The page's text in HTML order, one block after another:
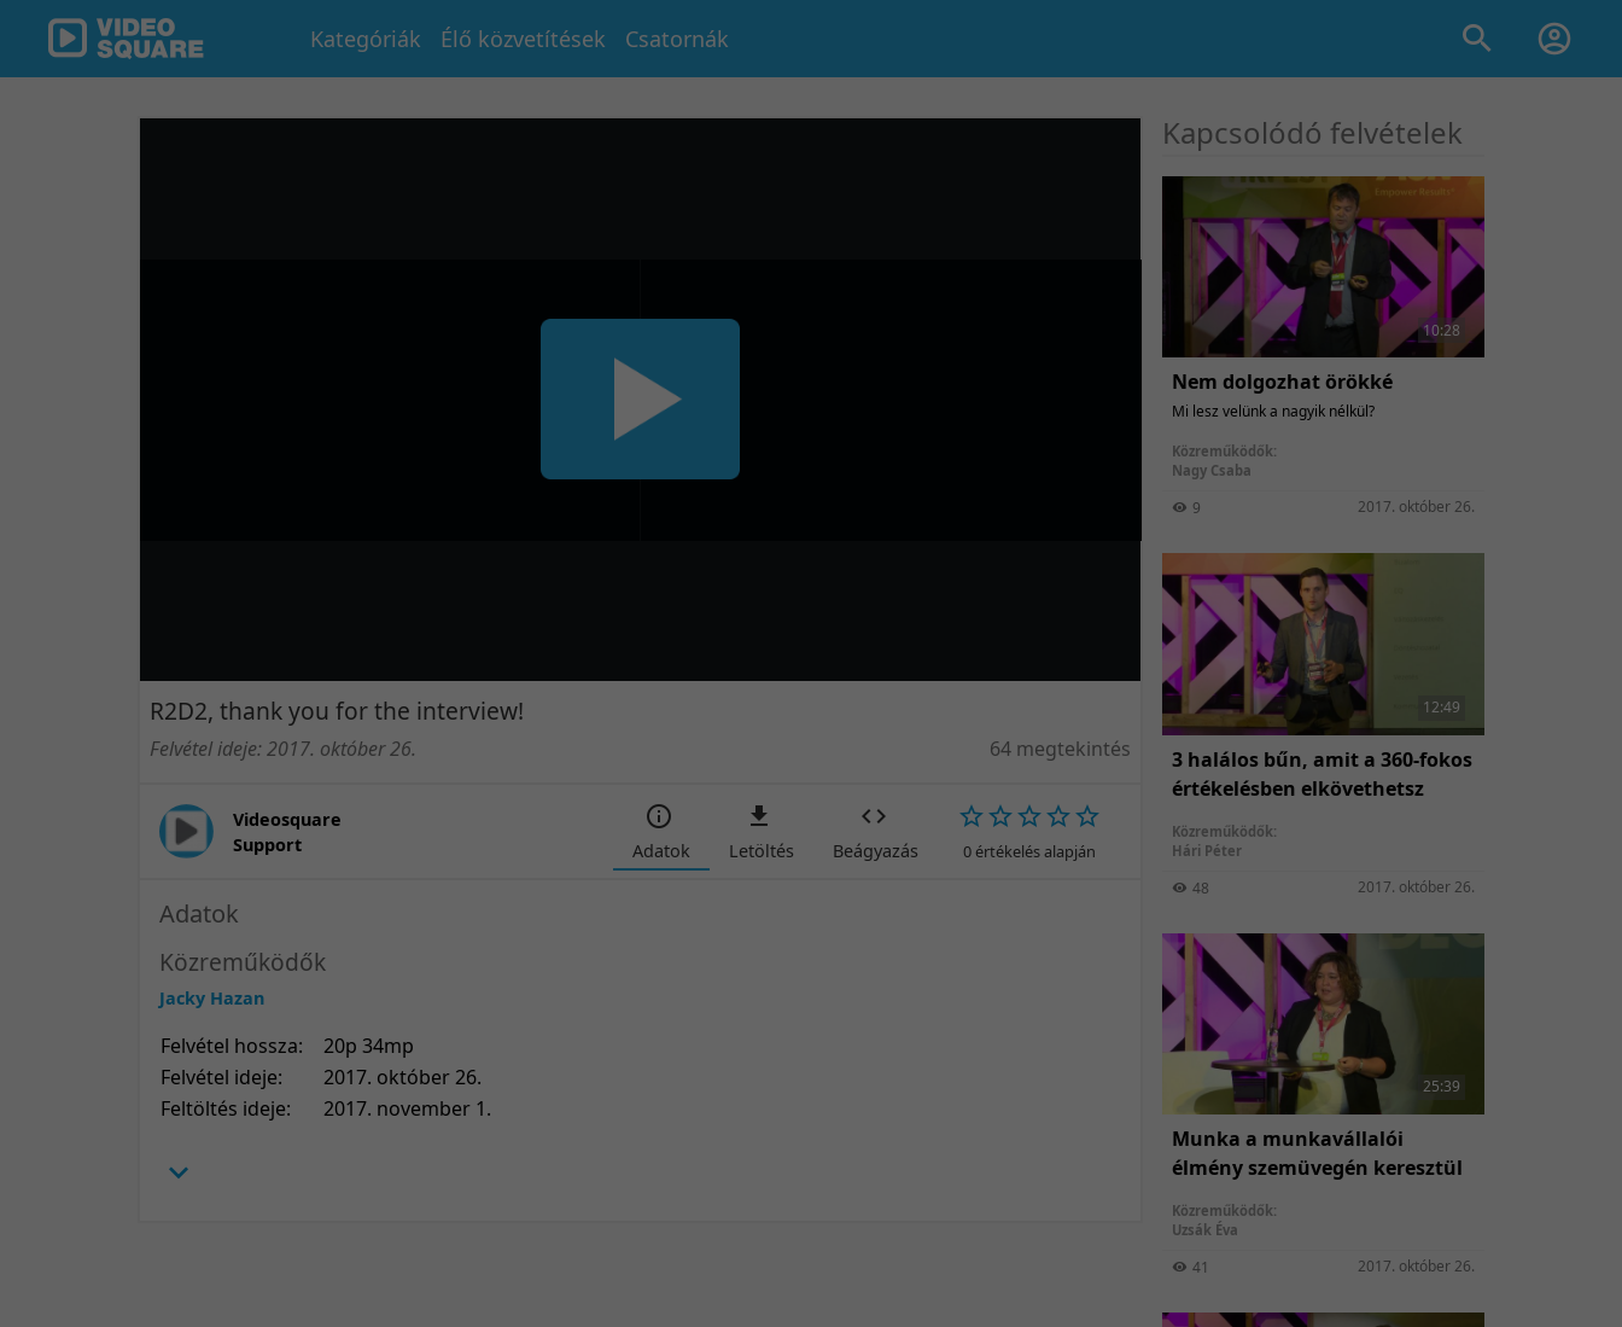
Kategóriák Élő közvetítések Csatornák
R2D2, thank you for the interview!
Felvétel ideje: 2017. október 26. 64 megtekintés
Videosquare
Support
Adatok Letöltés Beágyazás 0 értékelés alapján
Adatok
Közreműködők
Jacky Hazan
Felvétel hossza:
20p 34mp
Felvétel ideje:
2017. október 26.
Feltöltés ideje:
2017. november 1.
Kapcsolódó felvételek
10:28
Nem dolgozhat örökké
Mi lesz velünk a nagyik nélkül?
Közreműködők:
Nagy Csaba
9 2017. október 26.
12:49
3 halálos bűn, amit a 360-fokos
értékelésben elkövethetsz
Közreműködők:
Hári Péter
48 2017. október 26.
25:39
Munka a munkavállalói
élmény szemüvegén keresztül
Közreműködők:
Uzsák Éva
41 2017. október 26.